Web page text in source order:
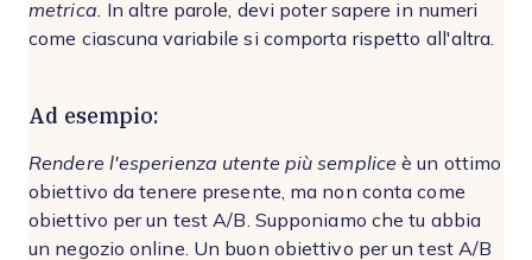
metrica. In altre parole, devi poter sapere in numeri
come ciascuna variabile si comporta rispetto all'altra.
Ad esempio:
Rendere l'esperienza utente più semplice è un ottimo
obiettivo da tenere presente, ma non conta come
obiettivo per un test A/B. Supponiamo che tu abbia
un negozio online. Un buon obiettivo per un test A/B